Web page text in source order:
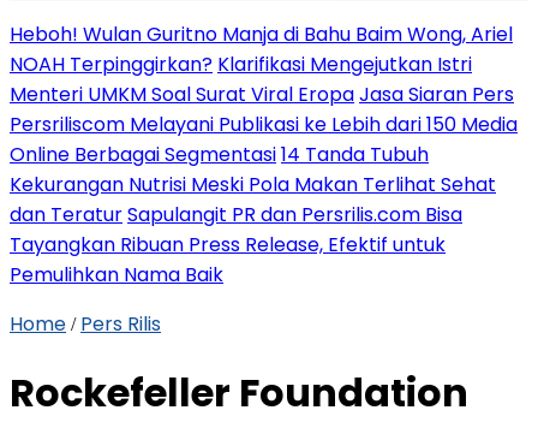
Heboh! Wulan Guritno Manja di Bahu Baim Wong, Ariel
NOAH Terpinggirkan? Klarifikasi Mengejutkan Istri
Menteri UMKM Soal Surat Viral EropaJasa Siaran Pers
Persriliscom Melayani Publikasi ke Lebih dari 150 Media
Online Berbagai Segmentasi14 Tanda Tubuh
Kekurangan Nutrisi Meski Pola Makan Terlihat Sehat
dan TeraturSapulangit PR dan Persrilis.com Bisa
Tayangkan Ribuan Press Release, Efektif untuk
Pemulihkan Nama Baik
Home / Pers Rilis
Rockefeller Foundation